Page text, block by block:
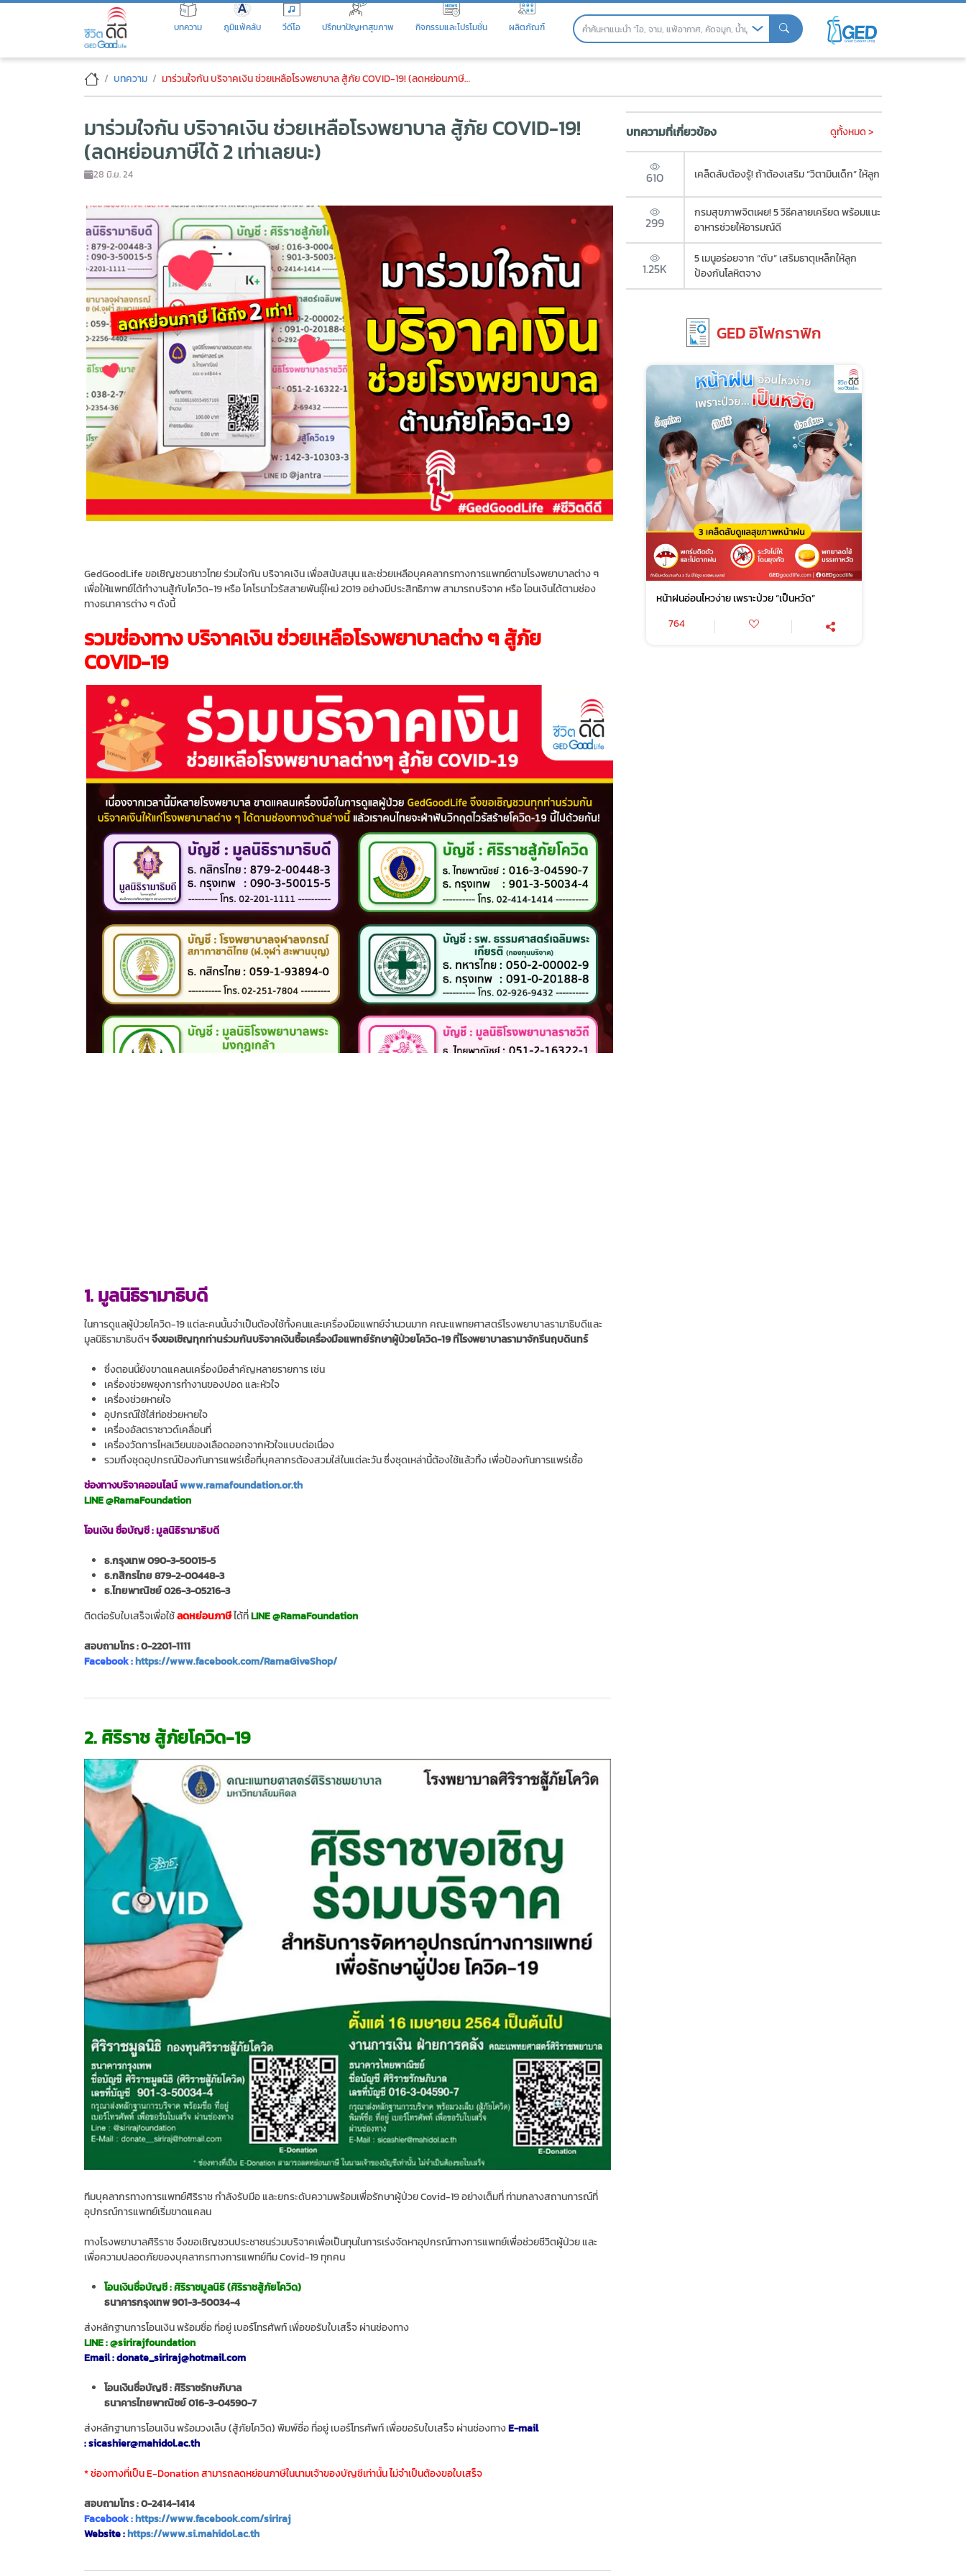
Skip
บทความ ภูมิแพ้คลับ วีดีโอ ปรึกษาปัญหาสุขภาพ กิจกรรมและโปรโมชั่น ผลิตภัณฑ์
มาร่วมใจกัน บริจาคเงิน ช่วยเหลือโรงพยาบาล สู้ภัย COVID-19! (ลดหย่อนภาษีได้ 2 เท่าเลยนะ)
บทความ มาร่วมใจกัน บริจาคเงิน ช่วยเหลือโรงพยาบาล สู้ภัย COVID-19! (ลดหย่อนภาษีได้ 2 เท่าเลยนะ)
มาร่วมใจกัน บริจาคเงิน ช่วยเหลือโรงพยาบาล สู้ภัย COVID-19!
(ลดหย่อนภาษีได้ 2 เท่าเลยนะ)
28 มิ.ย. 24
GedGoodLife ขอเชิญชวนชาวไทย ร่วมใจกัน บริจาคเงิน เพื่อสนับสนุน และช่วยเหลือบุคคลากรทางการแพทย์ตามโรงพยาบาลต่าง ๆ
เพื่อให้แพทย์ได้ทำงานสู้กับโควิด-19 หรือ โคโรนาไวรัสสายพันธุ์ใหม่ 2019 อย่างมีประสิทธิภาพ สามารถบริจาค หรือ โอนเงินได้ตามช่อง
ทางธนาคารต่าง ๆ ดังนี้
รวมช่องทาง บริจาคเงิน ช่วยเหลือโรงพยาบาลต่าง ๆ สู้ภัย
COVID-19
1. มูลนิธิรามาธิบดี
ในการดูแลผู้ป่วยโควิด-19 แต่ละคนนั้นจำเป็นต้องใช้ทั้งคนและเครื่องมือแพทย์จำนวนมาก คณะแพทยศาสตร์โรงพยาบาลรามาธิบดีและ
มูลนิธิรามาธิบดีฯ จึงขอเชิญทุกท่านร่วมกันบริจาคเงินซื้อเครื่องมือแพทย์รักษาผู้ป่วยโควิด-19 ที่โรงพยาบาลรามาจักรีนฤบดินทร์
ซึ่งตอนนี้ยังขาดแคลนเครื่องมือสำคัญหลายรายการ เช่น
เครื่องช่วยพยุงการทำงานของปอด และหัวใจ
เครื่องช่วยหายใจ
อุปกรณ์ใช้ใส่ท่อช่วยหายใจ
เครื่องอัลตราซาวด์เคลื่อนที่
เครื่องวัดการไหลเวียนของเลือดออกจากหัวใจแบบต่อเนื่อง
รวมถึงชุดอุปกรณ์ป้องกันการแพร่เชื้อที่บุคลากรต้องสวมใส่ในแต่ละวัน ซึ่งชุดเหล่านี้ต้องใช้แล้วทิ้ง เพื่อป้องกันการแพร่เชื้อ
ช่องทางบริจาคออนไลน์www.ramafoundation.or.th
LINE @RamaFoundation
โอนเงิน ชื่อบัญชี : มูลนิธิรามาธิบดี
ธ.กรุงเทพ 090-3-50015-5
ธ.กสิกรไทย 879-2-00448-3
ธ.ไทยพาณิชย์ 026-3-05216-3
ติดต่อรับใบเสร็จเพื่อใช้ลดหย่อนภาษีได้ที่LINE @RamaFoundation
สอบถามโทร : 0-2201-1111
Facebook :https://www.facebook.com/RamaGiveShop/
2. ศิริราช สู้ภัยโควิด-19
ทีมบุคลากรทางการแพทย์ศิริราช กำลังรับมือ และยกระดับความพร้อมเพื่อรักษาผู้ป่วย Covid-19 อย่างเต็มที่ ท่ามกลางสถานการณ์ที่
อุปกรณ์การแพทย์เริ่มขาดแคลน
ทางโรงพยาบาลศิริราช จึงขอเชิญชวนประชาชนร่วมบริจาคเพื่อเป็นทุนในการเร่งจัดหาอุปกรณ์ทางการแพทย์เพื่อช่วยชีวิตผู้ป่วย และ
เพื่อความปลอดภัยของบุคลากรทางการแพทย์ทีม Covid-19 ทุกคน
โอนเงินชื่อบัญชี : ศิริราชมูลนิธิ (ศิริราชสู้ภัยโควิด)
ธนาคารกรุงเทพ 901-3-50034-4
ส่งหลักฐานการโอนเงิน พร้อมชื่อ ที่อยู่ เบอร์โทรศัพท์ เพื่อขอรับใบเสร็จ ผ่านช่องทาง
LINE : @sirirajfoundation
Email :donate_siriraj@hotmail.com
โอนเงินชื่อบัญชี : ศิริราชรักษภิบาล
ธนาคารไทยพาณิชย์ 016-3-04590-7
ส่งหลักฐานการโอนเงิน พร้อมวงเล็บ (สู้ภัยโควิด) พิมพ์ชื่อ ที่อยู่ เบอร์โทรศัพท์ เพื่อขอรับใบเสร็จ ผ่านช่องทางE-mail
:sicashier@mahidol.ac.th
* ช่องทางที่เป็น E-Donation สามารถลดหย่อนภาษีในนามเจ้าของบัญชีเท่านั้น ไม่จำเป็นต้องขอใบเสร็จ
สอบถามโทร : 0-2414-1414
Facebook :https://www.facebook.com/siriraj
Website :https://www.si.mahidol.ac.th
บทความที่เกี่ยวข้อง ดูทั้งหมด >
610 เคล็ดลับต้องรู้! ถ้าต้องเสริม “วิตามินเด็ก” ให้ลูก
299
กรมสุขภาพจิตเผย! 5 วิธีคลายเครียด พร้อมแนะ
อาหารช่วยให้อารมณ์ดี
1.25K
5 เมนูอร่อยจาก “ตับ” เสริมธาตุเหล็กให้ลูก
ป้องกันโลหิตจาง
GED อิโฟกราฟิก
หน้าฝนอ่อนไหวง่าย เพราะป่วย “เป็นหวัด”
764